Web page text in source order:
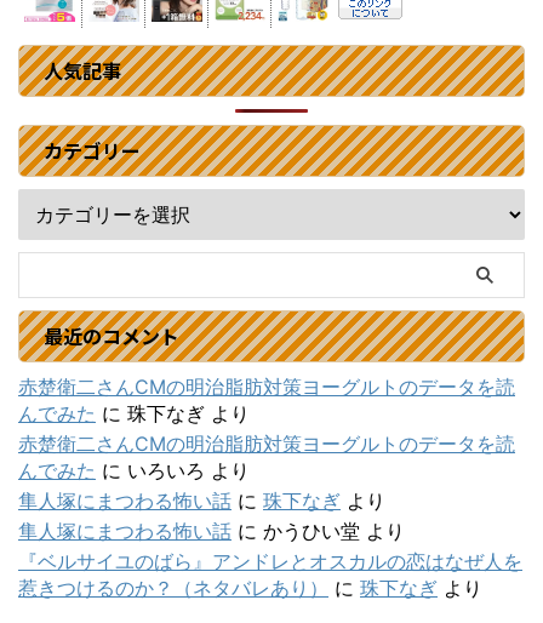
人気記事
カテゴリー
最近のコメント
赤楚衛二さんCMの明治脂肪対策ヨーグルトのデータを読
んでみた に 珠下なぎ より
赤楚衛二さんCMの明治脂肪対策ヨーグルトのデータを読
んでみた に いろいろ より
隼人塚にまつわる怖い話 に 珠下なぎ より
隼人塚にまつわる怖い話 に かうひい堂 より
『ベルサイユのばら』アンドレとオスカルの恋はなぜ人を
惹きつけるのか？（ネタバレあり）
に 珠下なぎ より